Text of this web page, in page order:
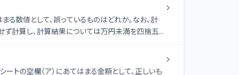
る数値として、誤っているものはどれか。なお、計
ず計算し、計算結果については万円未満を四捨五
トの空欄（ア）にあてはまる金額として、正しいも